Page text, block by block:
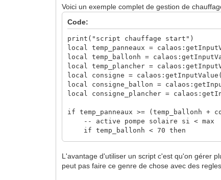
Voici un exemple complet de gestion de
Code:
print("script chauffage start")
local temp_panneaux =
local temp_ballonh =
local temp_plancher =
local consigne =
local consigne_ballon =
local consigne_plancher =
if temp_panneaux >= (temp_ballonh +
-- active pompe solaire si < max
if temp_ballonh < 70 then
end
L'avantage d'utiliser un script c'est qu'on gérer
peut pas faire ce genre de chose avec des